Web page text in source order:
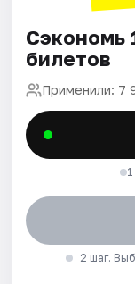
Сэкономь
билетов
Применили: 7
2 шаг.